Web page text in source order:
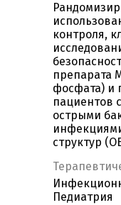
контроля,
препарата
фосфата) и
пациентов
острыми
структур
Педиатрия